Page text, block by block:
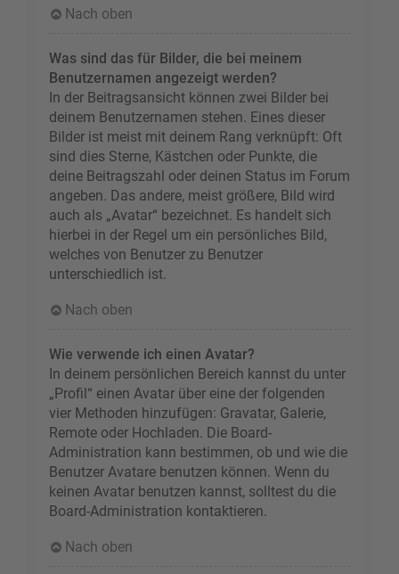
Nach oben
Was sind das für Bilder, die bei meinem
Benutzernamen angezeigt werden?
In der Beitragsansicht können zwei Bilder bei
deinem Benutzernamen stehen. Eines dieser
Bilder ist meist mit deinem Rang verknüpft: Oft
sind dies Sterne, Kästchen oder Punkte, die
deine Beitragszahl oder deinen Status im Forum
angeben. Das andere, meist größere, Bild wird
auch als „Avatar“ bezeichnet. Es handelt sich
hierbei in der Regel um ein persönliches Bild,
welches von Benutzer zu Benutzer
unterschiedlich ist.
Nach oben
Wie verwende ich einen Avatar?
In deinem persönlichen Bereich kannst du unter
„Profil“ einen Avatar über eine der folgenden
vier Methoden hinzufügen: Gravatar, Galerie,
Remote oder Hochladen. Die Board-
Administration kann bestimmen, ob und wie die
Benutzer Avatare benutzen können. Wenn du
keinen Avatar benutzen kannst, solltest du die
Board-Administration kontaktieren.
Nach oben